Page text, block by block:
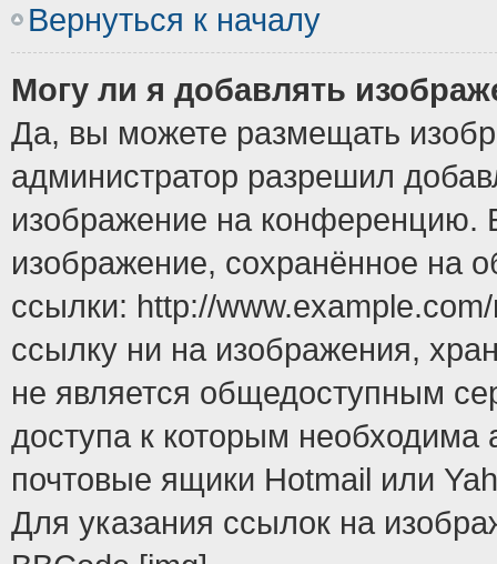
Вернуться к началу
Могу ли я добавлять
Да, вы можете размещать
администратор разрешил
изображение на конференцию.
изображение, сохранённое на
ссылки: http://
ссылку ни на изображения,
не является общедоступным
доступа к которым
почтовые ящики Hotmail или
Для указания ссылок на